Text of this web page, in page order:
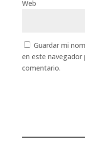
Web
Guardar mi
en este navegador
comentario.